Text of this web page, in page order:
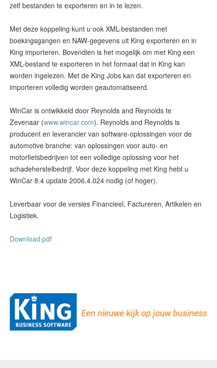
zelf bestanden te exporteren en in te lezen.
Met deze koppeling kunt u ook XML-bestanden met
boekingsgangen en NAW-gegevens uit King exporteren en in
King importeren. Bovendien is het mogelijk om met King een
XML-bestand te exporteren in het formaat dat in King kan
worden ingelezen. Met de King Jobs kan dat exporteren en
importeren volledig worden geautomatiseerd.
WinCar is ontwikkeld door Reynolds and Reynolds te
Zevenaar (www.wincar.com). Reynolds and Reynolds is
producent en leverancier van software-oplossingen voor de
automotive branche: van oplossingen voor auto- en
motorfietsbedrijven tot een volledige oplossing voor het
schadeherstelbedrijf. Voor deze koppeling met King hebt u
WinCar 8.4 update 2006.4.024 nodig (of hoger).
Leverbaar voor de versies Financieel, Factureren, Artikelen en
Logistiek.
Download pdf